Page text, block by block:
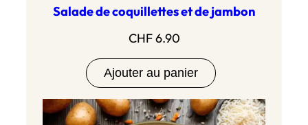
Salade de coquillettes et de jambon
CHF6.90
Ajouter au panier